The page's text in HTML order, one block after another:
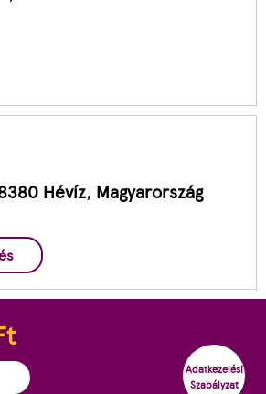
Hévíz, Magyarország
Adatkezelési
Szabályzat